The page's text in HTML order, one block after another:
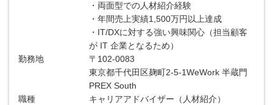
・両面型での人材紹介経験
・年間売上実績1,500万円以上達成
・IT/DXに対する強い興味関心（担当顧客
が IT 企業となるため）
勤務地
〒102-0083
東京都千代田区麹町2-5-1WeWork 半蔵門
PREX South
職種
キャリアアドバイザー（人材紹介）